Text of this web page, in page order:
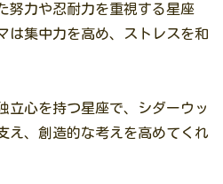
努力や忍耐力を重視する星座
は集中力を高め、ストレスを和
立心を持つ星座で、シダーウッ
え、創造的な考えを高めてくれ